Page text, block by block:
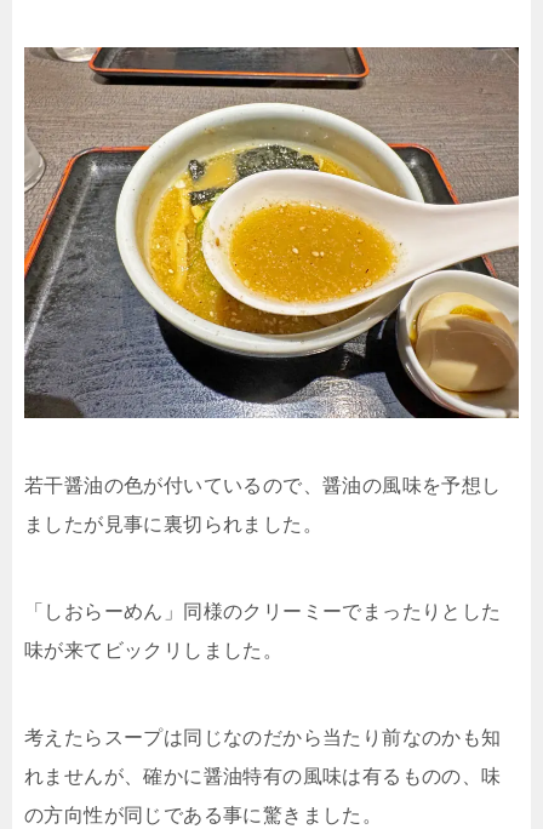
若干醤油の色が付いているので、醤油の風味を予想し
ましたが見事に裏切られました。
「しおらーめん」同様のクリーミーでまったりとした
味が来てビックリしました。
考えたらスープは同じなのだから当たり前なのかも知
れませんが、確かに醤油特有の風味は有るものの、味
の方向性が同じである事に驚きました。